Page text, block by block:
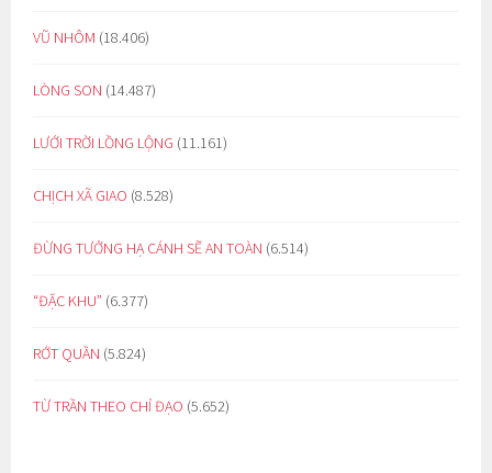
VŨ NHÔM (18.406)
LÒNG SON (14.487)
LƯỚI TRỜI LỒNG LỘNG (11.161)
CHỊCH XÃ GIAO (8.528)
ĐỪNG TƯỞNG HẠ CÁNH SẼ AN TOÀN (6.514)
“ĐẶC KHU” (6.377)
RỚT QUẦN (5.824)
TỪ TRẦN THEO CHỈ ĐẠO (5.652)